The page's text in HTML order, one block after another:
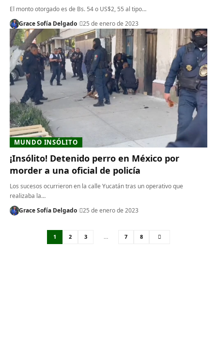
El monto otorgado es de Bs. 54 o US$2, 55 al tipo…
Grace Sofía Delgado
25 de enero de 2023
MUNDO INSÓLITO
¡Insólito! Detenido perro en México por
morder a una oficial de policía
Los sucesos ocurrieron en la calle Yucatán tras un operativo que
realizaba la…
Grace Sofía Delgado
25 de enero de 2023
1 2 3 … 7 8